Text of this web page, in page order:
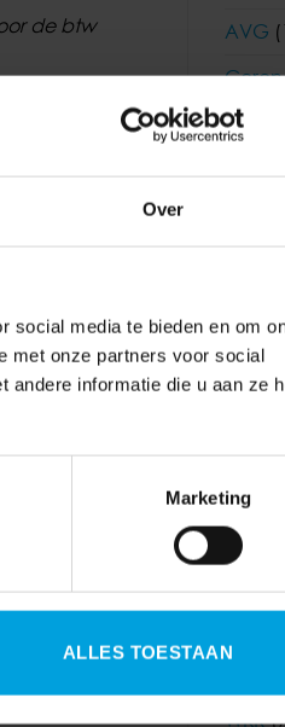
Over
social media te bieden en om
met onze partners voor social
andere informatie die u aan ze
Marketing
ALLES TOESTAAN
de btw
AVG
Salaris
Visma
WKR